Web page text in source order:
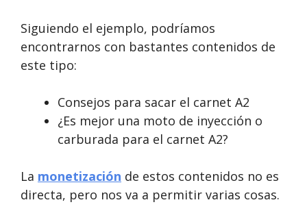
Siguiendo el ejemplo, podríamos
encontrarnos con bastantes contenidos de
este tipo:
Consejos para sacar el carnet A2
¿Es mejor una moto de inyección o
carburada para el carnet A2?
La monetización de estos contenidos no es
directa, pero nos va a permitir varias cosas.